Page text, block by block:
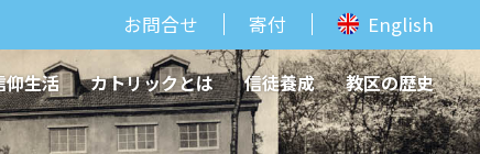
お問合せ 寄付 English
仰生活 カトリックとは 信徒養成 教区の歴史